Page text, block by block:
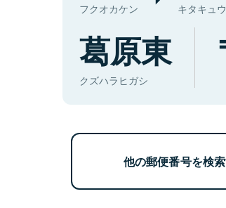
フクオカケン キタキュ
葛原東
クズハラヒガシ
他の郵便番号を検